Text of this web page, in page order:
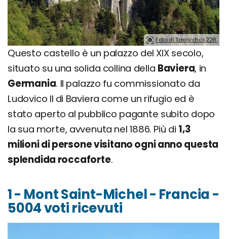
Foto di Taxiarchos228.
Questo castello è un palazzo del XIX secolo,
situato su una solida collina della Baviera, in
Germania. Il palazzo fu commissionato da
Ludovico II di Baviera come un rifugio ed è
stato aperto al pubblico pagante subito dopo
la sua morte, avvenuta nel 1886. Più di 1,3
milioni di persone visitano ogni anno questa
splendida roccaforte.
1 - Mont Saint-Michel - Francia -
5004 voti ricevuti